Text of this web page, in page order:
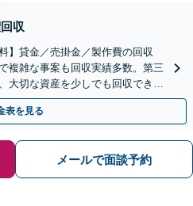
収
】貸金／売掛金／製作費の回収
複雑な事案も回収実績多数。第三
大切な資産を少しでも回収できる
人事業主のご相談も対応】
表を見る
メールで面談予約